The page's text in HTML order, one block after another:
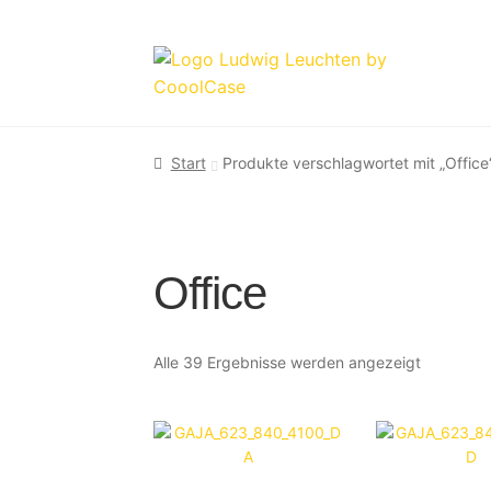
Zur
Navigation
Zum
Inhalt
Start Produkte verschlagwortet mit
Office
Alle 39 Ergebnisse werden angezeigt